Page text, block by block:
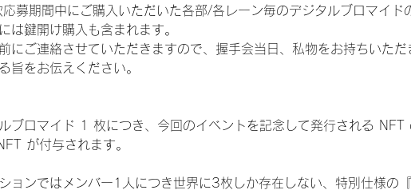
募期間中にご購入いただいた各部/各レーン毎のデジタルブロマイド
は鍵開け購入も含まれます。
にご連絡させていただきますので、握手会当日、私物をお持ちいた
旨をお伝えください。
ブロマイド 1 枚につき、今回のイベントを記念して発行される NFT
が付与されます。
ョンではメンバー1人につき世界に3枚しか存在しない、特別仕様の